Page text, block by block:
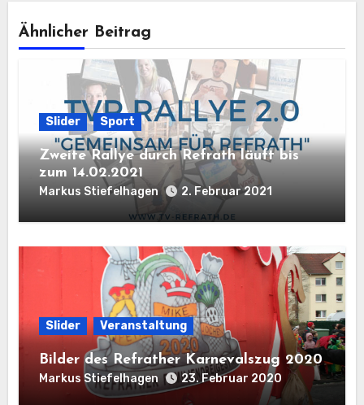
Ähnlicher Beitrag
Slider Sport
Zweite Rallye durch Refrath läuft bis
zum 14.02.2021
Markus Stiefelhagen 2. Februar 2021
Slider Veranstaltung
Bilder des Refrather Karnevalszug 2020
Markus Stiefelhagen 23. Februar 2020